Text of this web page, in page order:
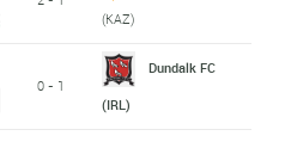
(KAZ)
0 - 1
Dundalk FC
(IRL)